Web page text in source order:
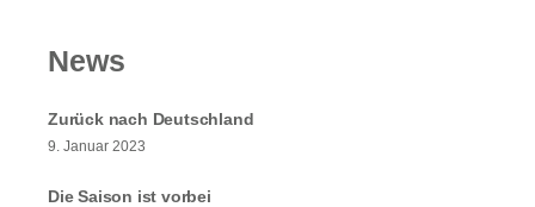
News
Zurück nach Deutschland
9. Januar 2023
Die Saison ist vorbei